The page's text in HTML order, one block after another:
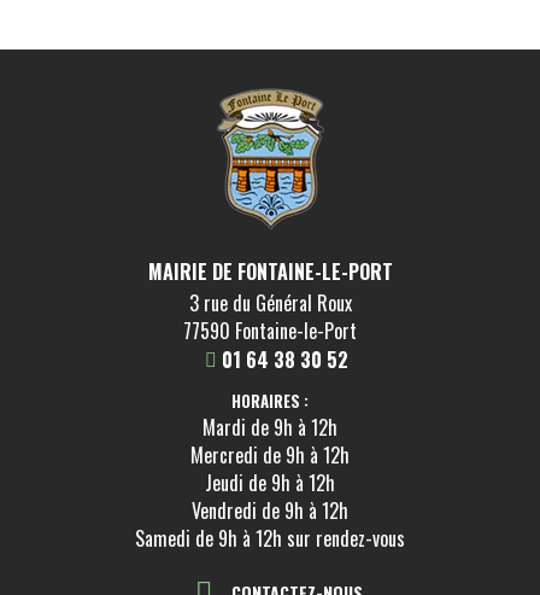
MAIRIE DE FONTAINE-LE-PORT
3 rue du Général Roux
77590 Fontaine-le-Port
01 64 38 30 52
HORAIRES :
Mardi de 9h à 12h
Mercredi de 9h à 12h
Jeudi de 9h à 12h
Vendredi de 9h à 12h
Samedi de 9h à 12h sur rendez-vous